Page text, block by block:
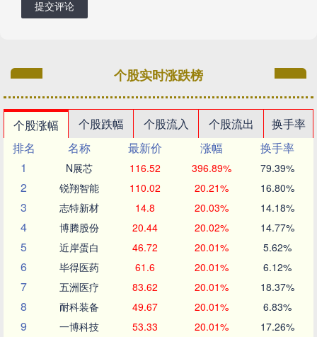
提交评论
个股实时涨跌榜
个股涨幅 个股跌幅 个股流入 个股流出
换手率
排名
名称 最新价 涨幅
换手率
1
N展芯 116.52 396.89% 79.39%
2 锐翔智能 110.02 20.21% 16.80%
3 志特新材 14.8 20.03% 14.18%
4 博腾股份 20.44 20.02% 14.77%
5 近岸蛋白 46.72 20.01% 5.62%
6 毕得医药 61.6 20.01% 6.12%
7 五洲医疗 83.62 20.01% 18.37%
8 耐科装备 49.67 20.01% 6.83%
9 一博科技 53.33 20.01% 17.26%